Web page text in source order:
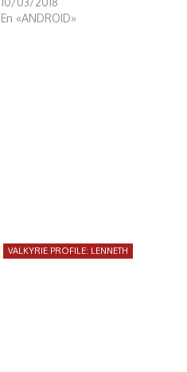
En «ANDROID»
VALKYRIE PROFILE: LENNETH